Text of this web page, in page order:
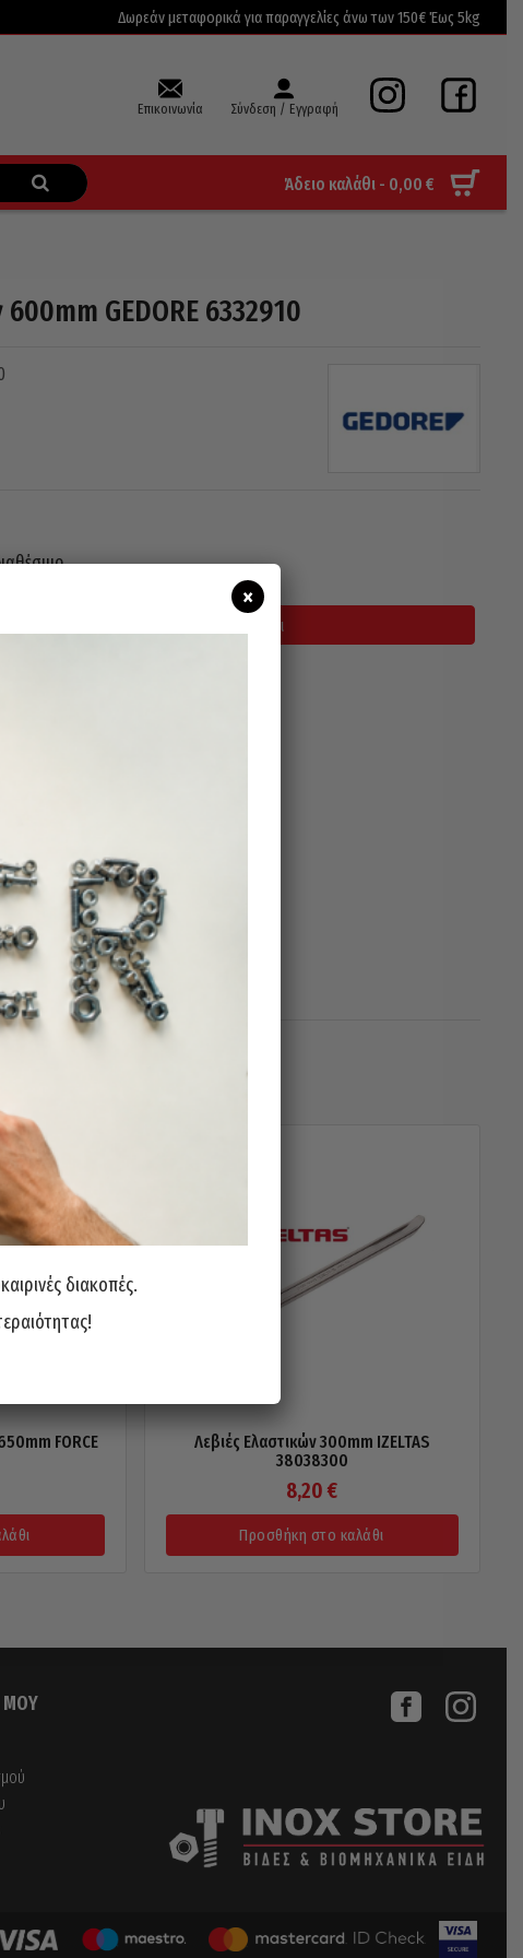
Δωρεάν μεταφορικά για παραγγελίες άνω των 150€ Έως 5kg
Επικοινωνία Σύνδεση / Εγγραφή
Άδειο καλάθι - 0,00 €
GEDORE 6332910
Προσθήκη Στο Καλάθι
FORCE
Λεβιές Ελαστικών 300mm IZELTAS
38038300
8,20 €
Προσθήκη στο καλάθι
ΜΟΥ
διακοπές.
×